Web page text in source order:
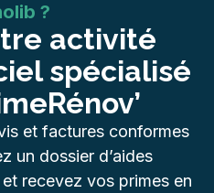
?
activité
spécialisé
et factures conformes
un dossier d’aides
recevez vos primes en